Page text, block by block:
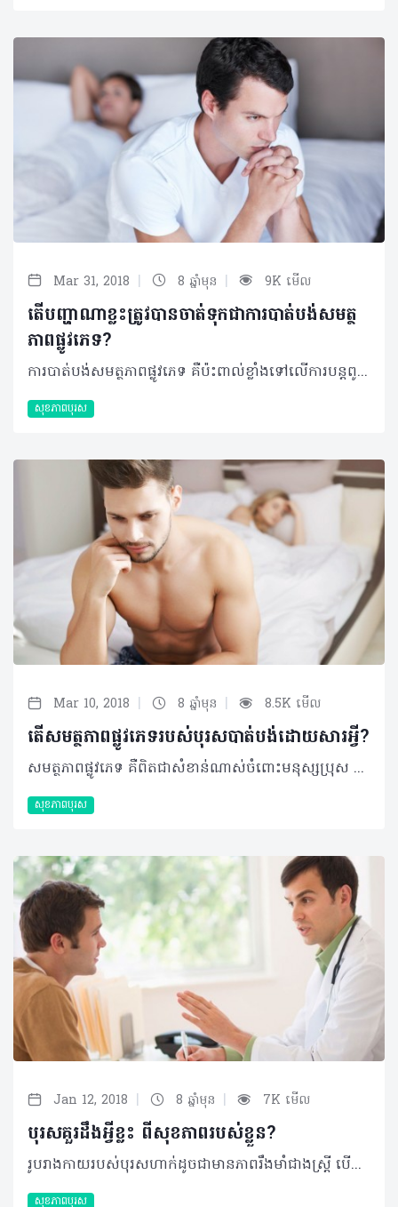
Mar 31, 2018 | 8 ឆ្នាំមុន | 9K មើល
តើបញ្ហាណាខ្លះត្រូវបានចាត់ទុកជាការបាត់បង់សមត្ថ
ភាពផ្លូវភេទ?
ការបាត់បង់សមត្ថភាពផ្លូវភេទ គឺប៉ះពាល់ខ្លាំងទៅលើការបន្តពូជរបស់បុរស ហើយក៏ជះឥទ្ធិពលខ្លាំងដល់សុភមង្គលគ្រួសារផងដែរ។ ដូច្នេះ ការយល់ច្បាស់ពីការបាត់សមត្ថភាពនេះ ក៏ជារឿងចាំបាច់ផងដែរសម្រាប់បុរសគ្រប់រូប ជាពិសេសអ្នកដែលកំពុងប្រឈមនឹងវិបត្តិនេះ។ បញ្ហាដែលបុរសជួបញឹកញាប់ក្នុងការបាត់បង់សមត្ថភាពផ្លូវភេទ គឺទាក់ទងនឹងការបញ្ចេញទឹកកាមការឡើងរឹងនៃលិង្គ និងចំណង់ផ្លូវភេទធ្លាក់ចុះ។ 1. បញ្ហាបញ្ចេញទឹកកាម លក្ខខណ្ឌដែលបង្ហាញថា ការបញ្ចេញទឹកកាមរបស់អ្នកមានបញ្ហា អាចមានដូចជា៖ •ឆាប់ចេញទឹកកាម •យូរចេញទឹកកាម •ច្រាល់ទឹកកាមត្រឡប់ទៅថង់ស្តុកវិញ។ ការឆាប់ចេញទឹកកាម ការសិក្សាជាច្រើនបានបង្ហាញឲ្យឃើញថា ការធ្លាក់ចុះនៃសេរ៉ូតូនីនដែលជាសារធាតុគីមីនៅក្នុងខ្លួននឹងមានឥទ្ធិពលលើអារម្មណ៍របស់មនុស្ស បានដើរតួសំខាន់ក្នុងការធ្វើឲ្យឆាប់បញ្ចេញទឹកកាមរបស់បុរស។ ឱសថមួយចំនួនរួមបញ្ចូលទាំងឱសថបំបាត់ការធ្លាក់ទឹកចិត្តមួយចំនួន អាចប៉ះពាល់ដល់ការបញ្ចេញទឹកកាមនេះផងដែរ ព្រោះតែការខូចខាតសរសៃប្រសាទទៅខាងក្រោយ ឬនៅខួរឆ្អឹងខ្នង។ ការយូរចេញទឹកកាម ការពន្យឺតការបញ្ចេញទឹកកាម អាចទាក់ទងទៅនឹងបញ្ហាសុខភាពរយៈពេលវែង ផលរំខានរបស់ឱសថមួយចំនួន ការញៀនស្រា ឬឆ្លងកាត់ការវះកាត់។ បញ្ហាបញ្ចេញទឹកកាមយឺតនេះ ក៏អាចទាក់ទងផងដែរពីការថប់បារម្ភ ស្ត្រេស ឬបញ្ហាទំនាក់ទំនង។ ការច្រាល់ទឹកកាមត្រឡប់ទៅថង់ស្តុកវិញ ការច្រាល់ទឹកកាមត្រឡប់ទៅថង់ស្តុកវិញ កើតឡើងញឹកញាប់ចំពោះបុរសដែលមានជំងឺទឹកនោមផ្អែមហើយខូចខាតដល់សរសៃប្រសាទ។ បញ្ហាទាំងនេះទាក់ទងនឹងសរសៃប្រសាទនៅនឹងប្លោកនោមនិងប្លោកនោម ធ្វើឲ្យការបញ្ចេញទឹកកាមហូរបញ្ច្រាស់មកវិញ។ សម្រាប់មនុស្សប្រុសដែលមិនមានបញ្ហាទឹកនោមផ្អែម ការច្រាល់បកក្រោយវិញរបស់ទឹកកាមអាចបណ្តាលមកពីផលរំខានរបស់ឱសថមួយចំនួន ឬកើតឡើងក្រោយទទួលការវះកាត់ប្លោកនោមឬក្រពេញប្រូស្តាត។ 2. ការពិបាកធ្វើឲ្យលិង្គឡើងរឹង ការពិបាកធ្វើឲ្យលិង្គឡើងរឹងនៅពេលរួមភេទ អាចបណ្តាលមកពី •ជំងឺដែលទាក់ទងនឹងលំហូរឈាម ដូចជាជំងឺរឹងសរសៃឈាមអាក់ទែ •ជំងឺនៅនឹងសរសៃប្រសាទ •បញ្ហាស្ត្រេស ជម្លោះស្នេហា បញ្ហាធ្លាក់ទឹកចិត្ត និងបញ្ហាព្រួយបារម្ភ •គ្រោះថ្នាក់ត្រង់លិង្គ •ជំងឺរ៉ាំរ៉ៃដូចជាជំងឺទឹកនោមផ្អែម និងជំងឺលើសសម្ពាធឈាម •ទម្លាប់មិនល្អដល់សុខភាព ដូចជាជក់បារី ផឹកស្រា ញ៉ាំច្រើន និងមិនធ្វើលំហាត់ប្រាណ។ 3. ការថយចុះចំណង់ផ្លូវភេទ ការថយចុះចំណង់ផ្លូវភេទ ជាទូទៅភ្ជាប់ជាមួយនឹងកម្រិតទាបនៃអ័រម៉ូនតេស្តូស្តេរ៉ូនរបស់បុរស។ តេស្តូស្តេរ៉ូន ធ្វើឲ្យមានអារម្មណ៍ផ្លូវភេទ បង្កើតទឹកកាម លូតលាស់សាច់ដុំ សក់ និងឆ្អឹង។ ការធ្លាក់ចុះតេស្តូស្តេរ៉ូនក្នុងកម្រិតទាប អាចប៉ះពាល់ដល់រាងកាយ និងអារម្មណ៍របស់មនុស្សប្រុស។ ការថយចុះនៃចំណង់ផ្លូវភេទ ក៏អាចទាក់ទងទៅនឹងបញ្ហាបាក់ទឹកចិត្ត ការព្រួយបារម្ភ ឬបញ្ហាទំនាក់ទំនង។ ជំងឺទឹកនោមផ្អែម ជំងឺលើសសម្ពាធឈាម និងឱសថមួយចំនួនទៀតដូចជាឱសថប្រឆាំងបញ្ហាធ្លាក់ទឹកចិត្ត ក៏ចូលរួមចំណែកក្នុងការធ្វើឲ្យចំណង់ផ្លូវភេទថយចុះដែរ។ ©2018 រក្សាសិទ្ធិគ្រប់យ៉ាង​ដោយ Healthtime Corporation ចំពោះគ្រប់អត្ថបទដោយគ្មានផ្នែកណាមួយត្រូវបោះពុម្ពផ្សាយចូល ប្រព័ន្ធអ៊ីនធឺណែតឧបករណ៍អេឡិចត្រូនិកអាត់ជាសំឡេងឬថតចំលងគ្រប់រូបភាពដោយគ្មានការអនុញ្ញាតឡើយ
សុខភាពបុរស
Mar 10, 2018 | 8 ឆ្នាំមុន | 8.5K មើល
តើសមត្ថភាពផ្លូវភេទរបស់បុរសបាត់បង់ដោយសារអ្វី?
សមត្ថភាពផ្លូវភេទ គឺពិតជាសំខាន់ណាស់ចំពោះមនុស្សប្រុស ព្រោះវាទាក់ទងទៅនឹងសមត្ថភាពធម្មជាតិរបស់មនុស្សប្រុសក្នុងការមានបុត្រធីតា ប៉ុន្តែក៏មានមនុស្សប្រុសមួយចំនួនបានបាត់បង់សមត្ថភាពនេះ ឬមានបញ្ហាលើសមត្ថភាពនេះផងដែរ។ តើមូលហេតុណាខ្លះដែលធ្វើឲ្យសមត្ថភាពផ្លូវភេទរបស់បុរសត្រូវបានបាត់បង់? មានកត្តាពីរដែលបណ្តាលឲ្យសមត្ថភាពផ្លូវភេទបុរសមានបញ្ហា នោះគឺ កត្តារាងកាយ និងកត្តាផ្លូវចិត្ត។ កត្តារាងកាយមានដូចជា ៖ •កម្រិតតេស្តូស្តេរ៉ូនទាប •ការប្រើប្រាស់ឱសថដែលត្រូវការវេជ្ជបញ្ជាដូចជា ឱសថប្រឆាំងនឹងការធ្លាក់ទឹកចិត្ត ឱសថសម្រាប់ជំងឺលើសសម្ពាធឈាម •ជំងឺសរសៃឈាម ដូចជាជំងឺត្បៀតសរសៃឈាមអាក់ទែ និងជំងឺលើសសម្ពាធឈាម •ជំងឺស្ត្រូក ឬជំងឺខូចសរសៃខួរក្បាលដោយសារជំងឺទឹកនោមផ្អែម ឬការវះកាត់ •ការជក់បារី •ការផឹកស្រានិងការញៀនថ្នាំ។ កត្តាផ្លូវចិត្តរួមមាន៖ •ការបារម្ភពីសមត្ថភាពផ្លូវភេទ •បញ្ហាគ្រួសារ •ការធ្លាក់ទឹកចិត្ត •ឥទ្ធិពលនៃការប៉ះទង្គិចពីការរួមភេទពីមុន •ការមានបញ្ហាស្ត្រេស និងធ្លាក់ទឹកចិត្តដោយសារការងារ។ ©2018 រក្សាសិទ្ធិគ្រប់យ៉ាង​ដោយ Healthtime Corporation ចំពោះគ្រប់អត្ថបទដោយគ្មានផ្នែកណាមួយត្រូវបោះពុម្ពផ្សាយចូល ប្រព័ន្ធអ៊ីនធឺណែតឧបករណ៍អេឡិចត្រូនិកអាត់ជាសំឡេងឬថតចំលងគ្រប់រូបភាពដោយគ្មានការអនុញ្ញាតឡើយ
សុខភាពបុរស
Jan 12, 2018 | 8 ឆ្នាំមុន | 7K មើល
បុរសគួរដឹងអ្វីខ្លះ ពីសុខភាពរបស់ខ្លួន?
រូបរាងកាយរបស់បុរសហាក់ដូចជាមានភាពរឹងមាំជាងស្រ្តី បើមើលពីរូបរាងខាងក្រៅទៅ ប៉ុន្តែប្រសិនបើសម្លឹងមើលឲ្យឌិតដល់ទៅ ហើយនិយាយពីសុខភាពវិញ គឺថាបុរសហាក់ដូចជាមានភាពព្រងើយកន្តើយច្រើនជាងមិត្តនារីទៅវិញ។ មិនដឹងថាមកពីមូលហេតុអ្វីដែរ ប៉ុន្តែពួកគេកម្រនឹងទៅរកពិគ្រោះ ឬជួបជាមួយនឹងគ្រូពេទ្យជំនាញណាស់ ស្របពេលដែលបែបផែននៃការរស់នៅរបស់ពួកគេក៏មិនសូវជាល្អប្រពៃប៉ុន្មានដែរ។ ជាក់ស្តែង យុវជនសម័យថ្មីភាគច្រើនអាចនឹងទទួលទានគ្រឿងស្រវឹង និងប្រលូកនឹងសកម្មភាពមួយចំនួនដែលនាំឲ្យជីវិតរបស់ពួកគេប្រឈមនឹងបញ្ហាសុខភាពផងដែរ។ ខាងក្រោមនេះ ហេលស៍ថាម បានធ្វើការបកស្រាយនូវចម្ងល់មួយចំនួន ដែលបុរសគួរស្វែងយល់ និងយកចិត្តទុកដាក់ ៖ តើបញ្ហាសុខភាពបុរសអ្វី ជាកង្វល់ចម្បងជាងគេ? ទោះបីជាគម្លាតនៃអាយុសង្ឃឹមរស់របស់ស្រ្តី និងបុរសមានការថយចុះក៏ពិតមែន ប៉ុន្តែស្រ្តីនៅតែមានអាយុសង្ឃឹមរស់ដល់ទៅ5.2ឆ្នាំយូរជាងបុរសដដែល។ គម្លាតមួយនេះ គឺបណ្តាលមកពីមូលហេតុមួយចំនួនដែលទាក់ទិនទៅនឹងទម្លាប់នៃការរស់នៅរបស់បុរស ដែលក្នុងនោះរួមមានដូចជា ការជក់បារី និងការទទួលទានគ្រឿងស្រវឹងច្រើនជាងស្រ្តី។ ផ្ទុយទៅវិញ ពួកគេមានការខ្វល់ខ្វាយពីសុខភាពរបស់ខ្លួនតិចជាងស្រ្តីទៅវិញ។ ម្យ៉ាងវិញទៀត ក៏មានបញ្ហាសុខភាពមួយចំនួនដែលកើតមានចំពោះតែបុរសផងដែរ ដូចជា មហារីកក្រពេញប្រូស្តាត មហារីកពងស្វាស កម្រិតតេស្តូតេរ៉ូន ជាដើម។ បុរសខ្លះទៀតក៏មានការមមាញឹកនឹងការងារច្រើន ជាហេតុបង្កឲ្យមានបញ្ហាស្រ្តេសជាបន្តបន្ទាប់។ ហេតុអ្វីបានជាបុរសមានអាយុសង្ឃឹមរស់ខ្លីជាងស្រ្តី? បុរសតែងប្រឈមនឹងបញ្ហាសុខភាពមួយចំនួនពេលដែលឈានចូលវ័យចំណាស់ ហើយស្រ្តីក៏ដូចគ្នាដែរ។ ប៉ុន្តែការស្រាវជ្រាវកន្លងមកបានបង្ហាញថា បុរសងាយប្រឈមនឹងជំងឺច្រើនយ៉ាងនៅវ័យក្មេងច្រើនជាងស្រ្តី។ មូលហេតុពីក្រោយការពិតនេះ អាចមកពីកត្តាអ័រម៉ូន តំណពូជ និងទម្លាប់នៃការមិនសូវគិតគូរដល់ការថែទាំសុខភាពរបស់ខ្លួន។ លើសពីនេះទៅទៀត ៖ •បុរសចំណាយតិចទៅលើការថែទាំសុខភាព •បុរសទៅកាន់មណ្ឌលសុខភាព ឬមន្ទីរពេទ្យ ដើម្បីបង្ការបញ្ហាសុខភាពមិនញឹកញាប់ដូចស្រ្តី •បុរសបម្រើការងារផ្នែកដែលប្រឈមនឹងគ្រោះថ្នាក់ជាងស្រ្តី ដូចជា ផ្នែកដោះមីន ផ្នែកពន្លត់អគ្គីភ័យ ផ្នែកសំណង់ ។ល។ •របៀបរស់នៅប្រចាំថ្ងៃមិនអំណោយផលដល់សុខភាព ហើយក៏មានការប្រឈមខ្ពស់នឹងហានិភ័យ ជាពិសេសក្នុងវ័យជំទង់។ តើបុរសគួរធ្វើបែបណាទើបឲ្យខ្លួនមានសុខភាពរឹងមាំ និងចាកឆ្ងាយពីជំងឺផងទាំងពួង? បុរសពេលដែលចាប់ផ្តើមចម្រើនវ័យ ចាំបាច់ត្រូវមានការប្រឹងប្រឹងបន្ថែម ដើម្បីធានាបានសុខភាពរឹងមាំល្អ។ ពួកគេចាំបាច់ត្រូវយកចិត្តទុកដាក់លើរបបអាហារដែលត្រូវទទួលទាន ការធ្វើលំហាត់ប្រាណ និងការជួបពិគ្រោះជាមួយនឹងវេជ្ជបណ្ឌិតជំនាញឲ្យបានទៀងទាត់។ ម្យ៉ាងវិញទៀត ត្រូវចងចាំថា «របៀបរស់នៅដែលមានរបៀបរៀបរយ និងជាដើមទងនៃសុខភាពរឹងមាំ ហើយក៏ជាវិធីសាស្រ្តដ៏ល្អបំផុតក្នុងការកាត់បន្ថយការប្រឈមនឹងការវិវឌ្ឍជាបញ្ហាសុខភាពផ្សេងៗ។ ហេតុនេះហើយ បុរសគួរតែ ៖ •ធ្វើជាអ្នកទំនុកបម្រុងសុខភាពរបស់ខ្លួនឯងផ្ទាល់ •បង្រៀនខ្លួនឯងអំពីរបៀបរស់នៅដែលត្រឹមត្រូវ •ទទួលទានរបបអាហារដែលទ្រទ្រង់សុខភាព •រស់នៅដោយធ្វើជាមនុស្សម្នាក់ដែលសកម្ម •រក្សាទម្ងន់ឲ្យបានស្ថិតក្នុងកម្រិតមួយដែលមើលទៅជាមនុស្សមានសុខភាពល្អ •ពិនិត្យសុខភាពឲ្យបានទៀងទាត់ •ចាក់វ៉ាក់សាំងដែលចាំបាច់ •គ្រប់គ្រងស្រ្តេស •ស្វែងយល់ពីប្រវត្តិជំងឺរបស់សមាជិកគ្រួសារ •ចៀសវាងការជក់បារី •ទទួលទានគ្រឿងស្រវឹងក្នុងកម្រិតមិនហួសហេតុពេក។ តើមានការពិនិត្យសុខភាពអ្វីខ្លះ ដែលបុរសអាចធ្វើបានដោយមិនចាំបាច់ទៅជួបជាមួយគ្រូពេទ្យ? ជាទូទៅ បុគ្គលម្នាក់ៗគួរតែធ្វើការពិនិត្យសុខភាពរបស់ខ្លួនជាមួយនឹងវេជ្ជបណ្ឌិតជំនាញ ដើម្បីឲ្យសុខភាពកាន់តែរឹងមាំ និងកាត់បន្ថយហានិភ័យនៃការស្លាប់ ឬពិការក្នុងវ័យក្មេង ប៉ុន្តែក៏មានការពិនិត្យ៤ចំណុចដែលបុរសអាចធ្វើបានដោយខ្លួនឯង ក្នុងនោះមាន ស្បែក ពងស្វាស មាត់ និងសុដន់។ ការពិនិត្យគួរធ្វើឡើងជាប្រចាំ ឆ្លាស់គ្នាទៅនឹងការទៅពិនិត្យជាមួយនឹងគ្រូពេទ្យ ហើយក្រុមបុរសដែលមិនគួរមើលរំលងចំណុចនេះ គឺបុរសដែលមានគ្រួសារមានប្រវត្តិជំងឺផ្សេងៗ។ តើសុខភាពក្រពេញប្រូស្តាតមានសារសំខាន់អ្វីខ្លះចំពោះបុរស? បញ្ហាសុខភាពនៃក្រពេញប្រូស្តាតជាអ្វីដែលបុរសគួរយល់ដឹង ប៉ុន្តែគួរឲ្យស្តាយបុរសភាគច្រើនបែរជាមិនបានដឹងលឺពីវាទៅវិញ។ វាជាក្រពេញដែលមានផ្លែវាល់ណឹត(Walnut) ដែលបង្កើតរូបរាងនៃប្រដាប់បន្តពូជរបស់បុរស។ ក្រពេញនេះផ្គុំឡើងដោយកំពកពីរ ដែលត្រូវបានរុំព័ទ្ធដោយស្រទាប់ខាងក្រៅនៃជាលិកា។ ក្រពេញប្រូស្តាតនេះមានទីតាំងស្ថិតនៅក្នុងផ្នែកខាងមុខនៃរន្ធគូថ និងខាងក្រោមប្លោកនោមដែលជាកន្លែងដែលទឹកនោមត្រូវបានរក្សាទុក។ វានៅព័ទ្ធជុំវិញរន្ធនោម ដែលជាបំពង់ដែលទឹកនោម និងទឹកកាមធ្វើដំណើរចេញពីរាងកាយ។ ប្រូស្តាតមានតួនាទីច្របាច់អង្គធាតុរាវទៅក្នុងរន្ធនោម ដើម្បីផលិតទឹកកាមដែលធ្វើចលនាពេលដែលរួមពេលដល់ចំណុចកំពូល។ បុរសច្រើនជាង៣០លាននាក់ មានបញ្ហាក្រពេញប្រូស្តាតដែលប៉ះពាល់យ៉ាងខ្លាំងដល់គុណភាពនៃជីវិតរបស់ពួកគេ។ មិនត្រឹមតែប៉ុណ្ណោះ ជារៀងរាល់ឆ្នាំ មានបុរសជាង១៨៦,០០០នាក់ ធ្វើការរោគវិនិច្ឆ័យឃើញថាមានមហារីកក្រពេញប្រូស្តាត ហើយក៏មាន២៩,000នាក់ នឹងស្លាប់ដោយសារជំងឺនេះ។ យ៉ាងណាមិញ លក្ខខណ្ឌទាំងនេះអាចនឹងត្រូវបានព្យាបាលបានក្នុងដំណាក់កាលដំបូង។ ប្រសិនបើមានចម្ងល់បញ្ហាសុខភាព តើគួរបែបណា? សុខភាពល្អមិនសំដៅលើតែការមិនមានជំងឺនោះទេ វាជាផ្នែកមួយនៃរបៀបរស់នៅប្រចាំថ្ងៃ មិនថាជាការគេងលក់ស្កប់ស្កល់ និងគ្រប់គ្រាន់ ការសម្រាកបន្ទាប់ពីបញ្ហាស្រ្តេសពេញមួយថ្ងៃ ឬការកម្សាន្តនឹងកិច្ចការដែលខ្លួនចូលចិត្តនោះឡើយ។ ពេលខ្លះ អ្នកត្រូវឈានមួយជំហានថយក្រោយ និងសម្រាកបន្តិច ដើម្បីរក្សាលំនឹងនៃការងារ ការងារផ្ទះ និងការកម្សាន្ត។ ដំបូង អ្នកគួរមានបង្កើតនូវទំនាក់ទំនងល្អជាមួយនឹងវេជ្ជបណ្ឌិត ឬអ្នកផ្តល់សេវាសុខភាពណាម្នាក់ ដើម្បីងាយស្រួលធ្វើការទាក់ទង និងពិគ្រោះពីស្ថានភាពនៃសុខភាពរបស់ខ្លួនអ្នក។ ក្រៅពីនេះ អ្នកក៏អាចស្វែងរកព័ត៌មានជាច្រើនទៀតដែលមាននៅក្នុងប្រព័ន្ធអ៊ីនធឺណែត ប៉ុន្តែអ្នកចាំបាច់ត្រូវមានការប្រុងប្រយ័ត្ន ព្រោះអាចនឹងមានព័ត៌មានដែលអាចទុកចិត្តបាន និងព័ត៌មានខ្លះដែលត្រូវបានបង្ហោះ ដើម្បីតែផលប្រយោជន៍បុគ្គលប៉ុណ្ណោះ។ ដូចនេះ អ្នកត្រូវមានភាពឆ្លាតវៃក្នុងការស្វែងរកប្រភពព័ត៌មាននៃសុខភាព។ ©2018 រក្សាសិទ្ធិគ្រប់យ៉ាង​ដោយ Healthtime Corporation ចំពោះគ្រប់អត្ថបទដោយគ្មានផ្នែកណាមួយត្រូវបោះពុម្ពផ្សាយចូល ប្រព័ន្ធអ៊ីនធឺណែតឧបករណ៍អេឡិចត្រូនិកអាត់ជាសំឡេងឬថតចំលងគ្រប់រូបភាពដោយគ្មានការអនុញ្ញាតឡើយ
សុខភាពបុរស